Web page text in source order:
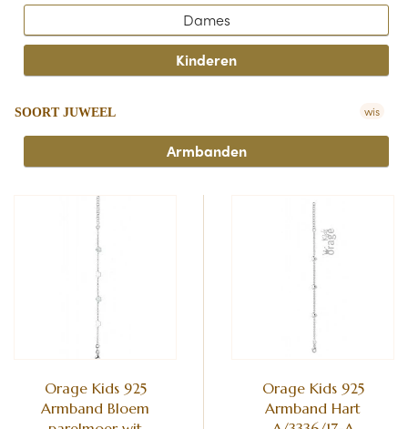
Dames
Kinderen
SOORT JUWEEL
Armbanden
wis
Orage Kids 925
Armband Bloem
Orage Kids 925
Armband Hart